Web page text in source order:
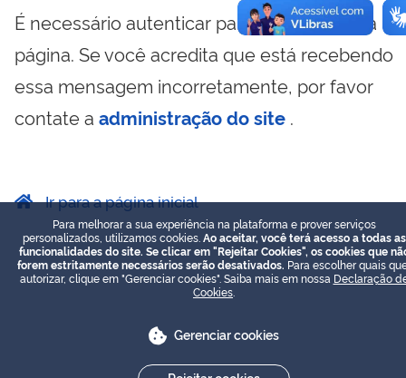
É necessário autenticar para visualizar essa
página. Se você acredita que está recebendo
essa mensagem incorretamente, por favor
contate a administração do site .
Ir para a página inicial
Para melhorar a sua experiência na plataforma e prover serviços
personalizados, utilizamos cookies. Ao aceitar, você terá acesso a todas as
funcionalidades do site. Se clicar em "Rejeitar Cookies", os cookies que
forem estritamente necessários serão desativados. Para escolher quais
autorizar, clique em "Gerenciar cookies". Saiba mais em nossa Declaração
Cookies
Gerenciar cookies